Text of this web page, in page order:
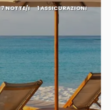
7 NOTTE/I 1 ASSICURAZIONI